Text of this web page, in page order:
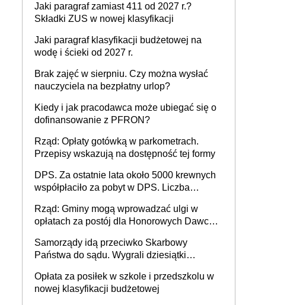
Jaki paragraf zamiast 411 od 2027 r.?
Składki ZUS w nowej klasyfikacji
Jaki paragraf klasyfikacji budżetowej na
wodę i ścieki od 2027 r.
Brak zajęć w sierpniu. Czy można wysłać
nauczyciela na bezpłatny urlop?
Kiedy i jak pracodawca może ubiegać się o
dofinansowanie z PFRON?
Rząd: Opłaty gotówką w parkometrach.
Przepisy wskazują na dostępność tej formy
DPS. Za ostatnie lata około 5000 krewnych
współpłaciło za pobyt w DPS. Liczba
Rząd: Gminy mogą wprowadzać ulgi w
opłatach za postój dla Honorowych Dawców
Samorządy idą przeciwko Skarbowy
Państwa do sądu. Wygrali dziesiątki
Opłata za posiłek w szkole i przedszkolu w
nowej klasyfikacji budżetowej